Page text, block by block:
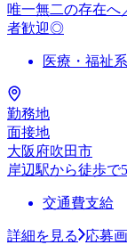
唯一無二の存在
者歓迎◎
医療・福祉系
勤務地
面接地
大阪府吹田市
岸辺駅から徒歩で
交通費支給
詳細を見る
応募